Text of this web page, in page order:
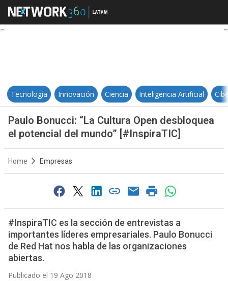
Paulo Bonucci: “La Cultura
Tecnología Innovación Ciencia Inteligencia Artificial
Paulo Bonucci: “La Cultura Open desbloquea
el potencial del mundo” [#InspiraTIC]
Home Empresas
#InspiraTIC es la sección de entrevistas a
importantes líderes empresariales. Paulo Bonucci
de Red Hat nos habla de las organizaciones
abiertas.
Publicado el 19 Ago 2018